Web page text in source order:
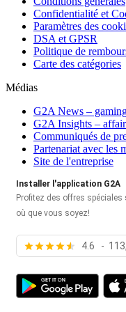
Confidentialité et
Paramètres des
DSA et GPSR
Politique de
Carte des catégories
Médias
G2A News –
G2A Insights –
Communiqués de
Partenariat avec les
Site de l'entreprise
Installer l'application G2A
Profitez des offres spéciales
où que vous soyez!
4.6 -